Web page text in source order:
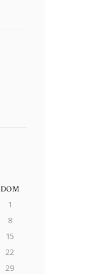
DOM
1
8
15
22
29